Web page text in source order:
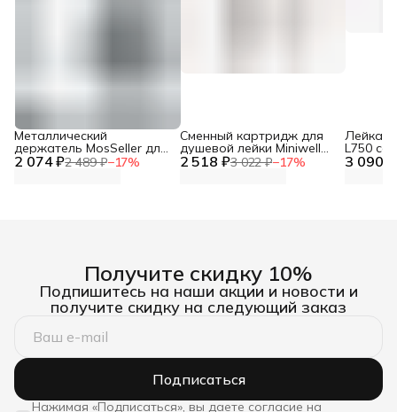
2 074 ₽2 489 ₽−17%
Металлический
держатель MosSeller для
смартфона с 2 518 ₽3 022 ₽−17%
Сменный картридж для
душевой лейки Miniwell
L750, угольный 3 090 ₽
Лейка
L750 со
Получите скидку 10%
Подпишитесь на наши акции и новости и
получите скидку на следующий заказ
Подписаться
Нажимая «Подписаться», вы даете согласие на